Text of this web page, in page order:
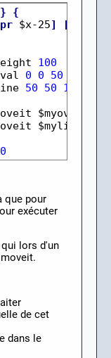
}
{
$x-25] [expr
100
0 0 50
50 50 100
$myoval %x
$myline %x
0
que pour
exécuter
lors d'un
de cet
dans le